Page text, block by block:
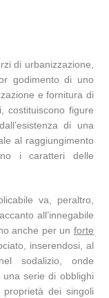
di urbanizzazione,
godimento di uno
e fornitura di
costituiscono figure
di una
al raggiungimento
i caratteri delle
va, peraltro,
all’innegabile
anche per un forte
inserendosi, al
sodalizio, onde
serie di obblighi
dei singoli